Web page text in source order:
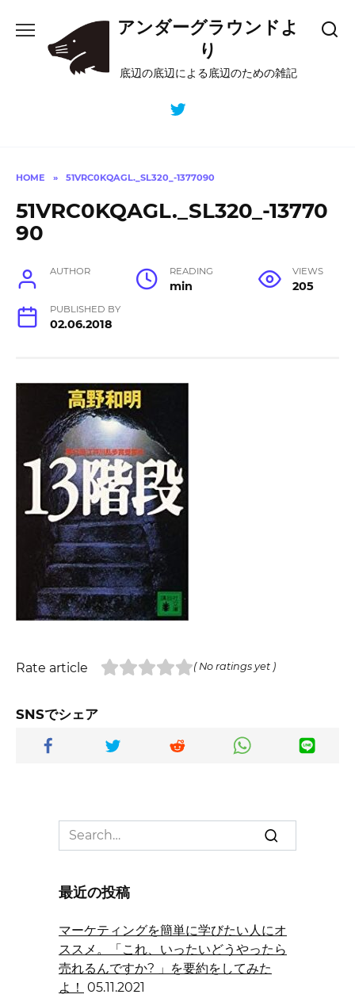
content
アンダーグラウンドよ
り
底辺の底辺による底辺のための雑記
HOME » 51VRC0KQAGL._SL320_-1377090
51VRC0KQAGL._SL320_-13770
90
AUTHOR READING
min
VIEWS
205
PUBLISHED BY
02.06.2018
Rate article ( No ratings yet )
SNSでシェア
Search
for:
最近の投稿
マーケティングを簡単に学びたい人にオ
ススメ。「これ、いったいどうやったら
売れるんですか? 」を要約をしてみた
よ！ 05.11.2021